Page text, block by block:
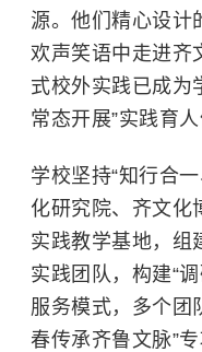
源。他们精心设计
欢声笑语中走进齐
式校外实践已成为
常态开展”实践育
学校坚持“知行合
化研究院、齐文化
实践教学基地，组
实践团队，构建“
服务模式，多个团
春传承齐鲁文脉”